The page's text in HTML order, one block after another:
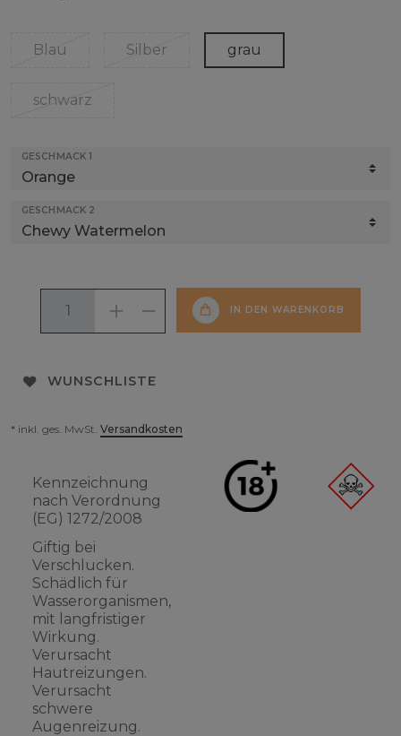
Blau Silber grau
schwarz
GESCHMACK 1
GESCHMACK 2
IN DEN WARENKORB
WUNSCHLISTE
* inkl. ges. MwSt. Versandkosten
Kennzeichnung
nach Verordnung
(EG) 1272/2008
Giftig bei
Verschlucken.
Schädlich für
Wasserorganismen,
mit langfristiger
Wirkung.
Verursacht
Hautreizungen.
Verursacht
schwere
Augenreizung.